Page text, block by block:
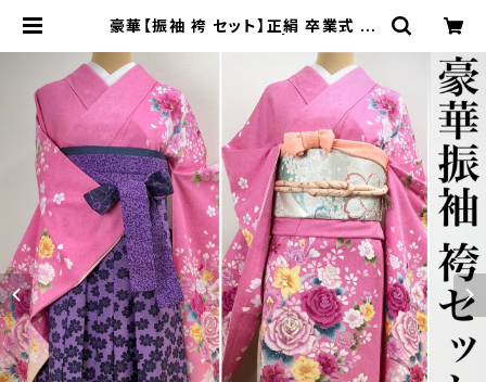
豪華【振袖 袴 セット】正絹 卒業式 成